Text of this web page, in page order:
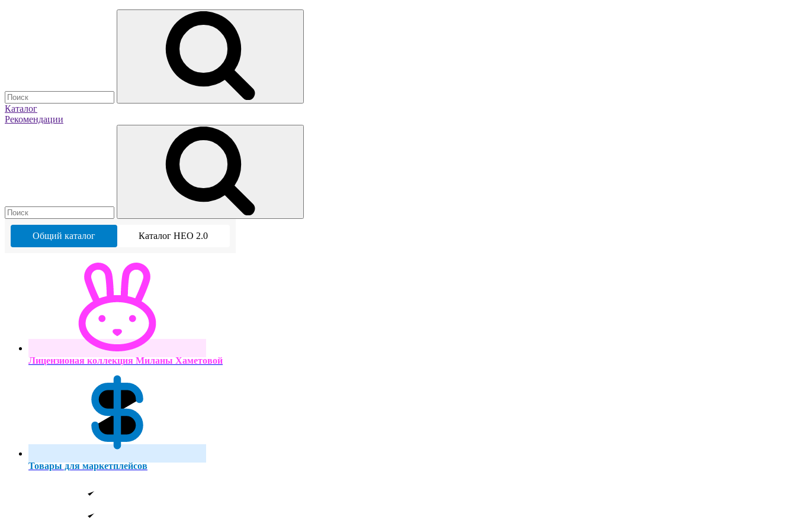
Каталог
Рекомендации
Общий каталог Каталог НЕО 2.0
Лицензионая коллекция Миланы Хаметовой
Товары для маркетплейсов